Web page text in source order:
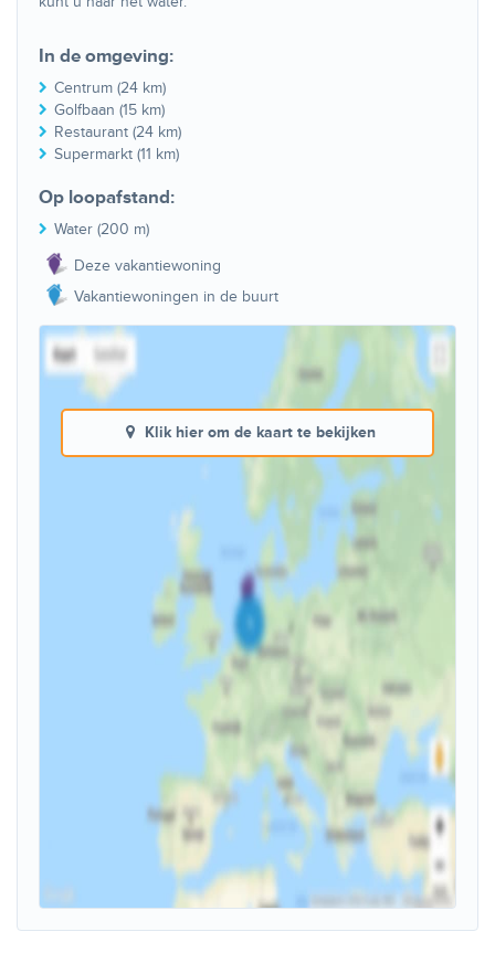
In de omgeving:
Centrum (24 km)
Golfbaan (15 km)
Restaurant (24 km)
Supermarkt (11 km)
Op loopafstand:
Water (200 m)
Deze vakantiewoning
Vakantiewoningen in de buurt
Klik hier om de kaart te bekijken